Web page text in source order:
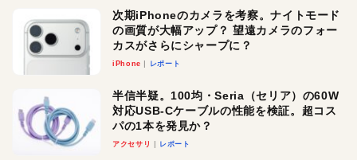
次期iPhoneのカメラを考察。ナイトモード
の画質が大幅アップ？ 望遠カメラのフォー
カスがさらにシャープに？
iPhone レポート
半信半疑。100均・Seria（セリア）の60W
対応USB-Cケーブルの性能を検証。超コス
パの1本を発見か？
アクセサリ レポート